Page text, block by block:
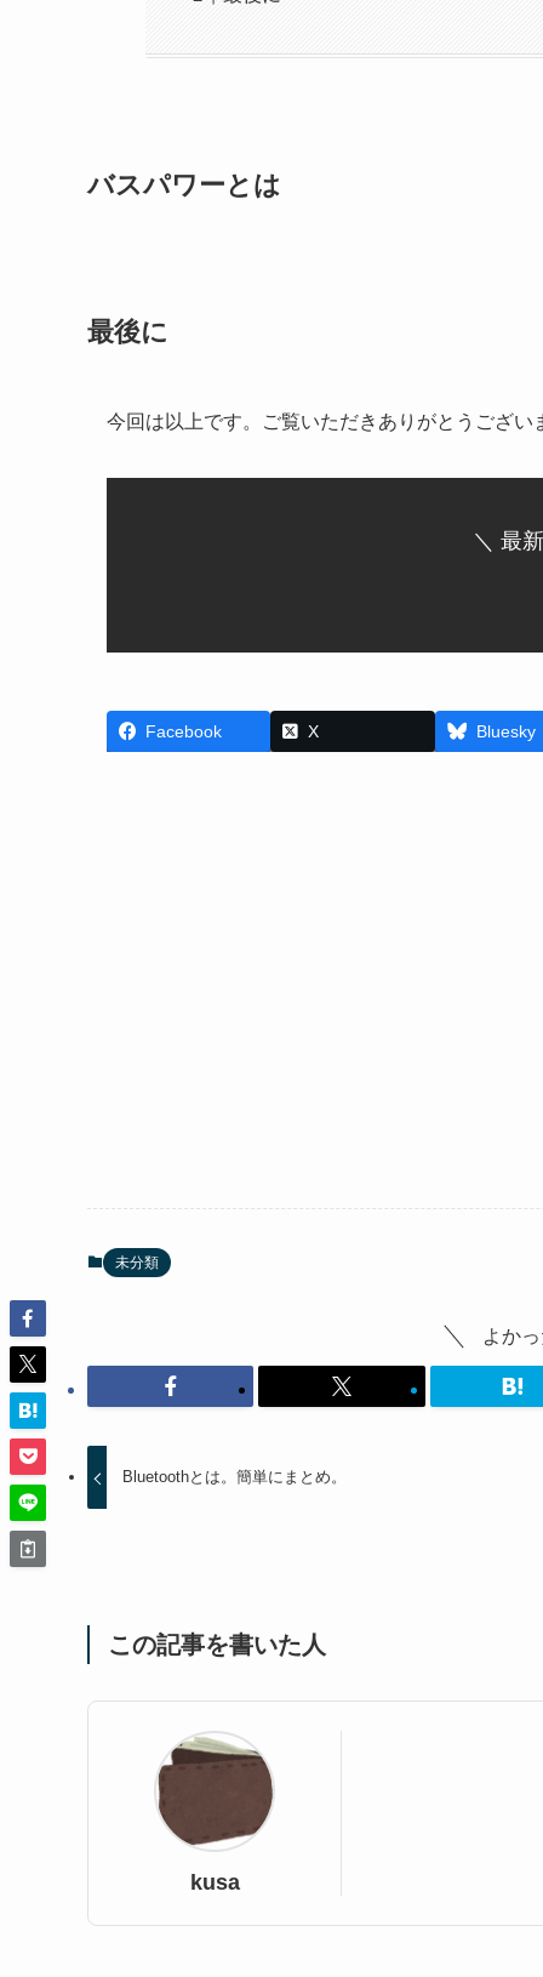
バスパワーとは
最後に
今回は以上です。ご覧いただきありがとうござい
＼ 最
Facebook X Bluesky
未分類
よか
Bluetoothとは。簡単にまとめ。
この記事を書いた人
kusa